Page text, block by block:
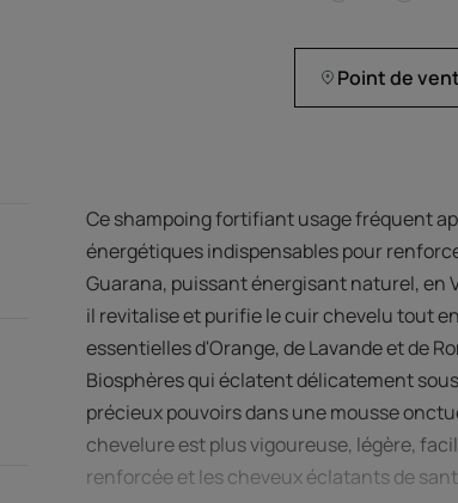
Point de
Ce shampoing fortifiant usage fréquent
énergétiques indispensables pour
Guarana, puissant énergisant naturel, en
il revitalise et purifie le cuir chevelu tout
essentielles d'Orange, de Lavande et de
Biosphères qui éclatent délicatement
précieux pouvoirs dans une mousse
chevelure est plus vigoureuse, légère,
renforcée et les cheveux éclatants de